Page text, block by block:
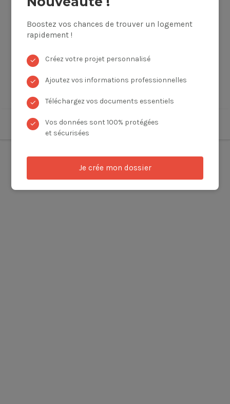
Boostez vos chances de trouver un logement
rapidement !
✓ Créez votre projet personnalisé
✓ Ajoutez vos informations professionnelles
✓ Téléchargez vos documents essentiels
✓
Vos données sont 100% protégées
et sécurisées
Je crée mon dossier